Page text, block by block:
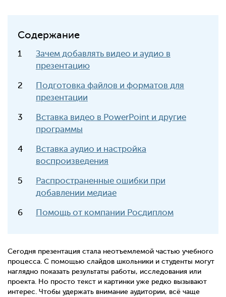
Содержание
Зачем добавлять видео и аудио в
презентацию
Подготовка файлов и форматов для
презентации
Вставка видео в PowerPoint и другие
программы
Вставка аудио и настройка
воспроизведения
Распространенные ошибки при
добавлении медиае
Помощь от компании Росдиплом
Сегодня презентация стала неотъемлемой частью учебного
процесса. С помощью слайдов школьники и студенты могут
наглядно показать результаты работы, исследования или
проекта. Но просто текст и картинки уже редко вызывают
интерес. Чтобы удержать внимание аудитории, всё чаще